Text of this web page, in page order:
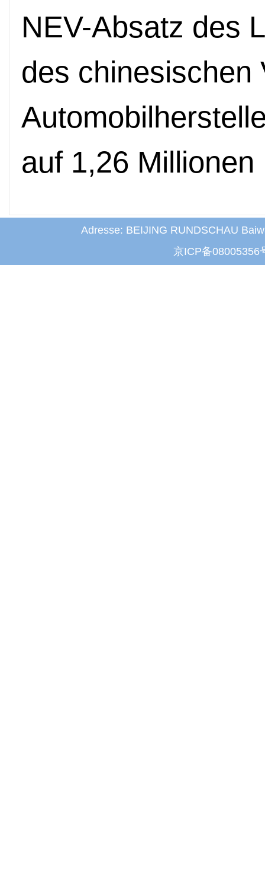
NEV-Absatz des
des chinesischen
auf 1,26 Millionen
Adresse: BEIJING RUNDSCHAU
京ICP备08005356